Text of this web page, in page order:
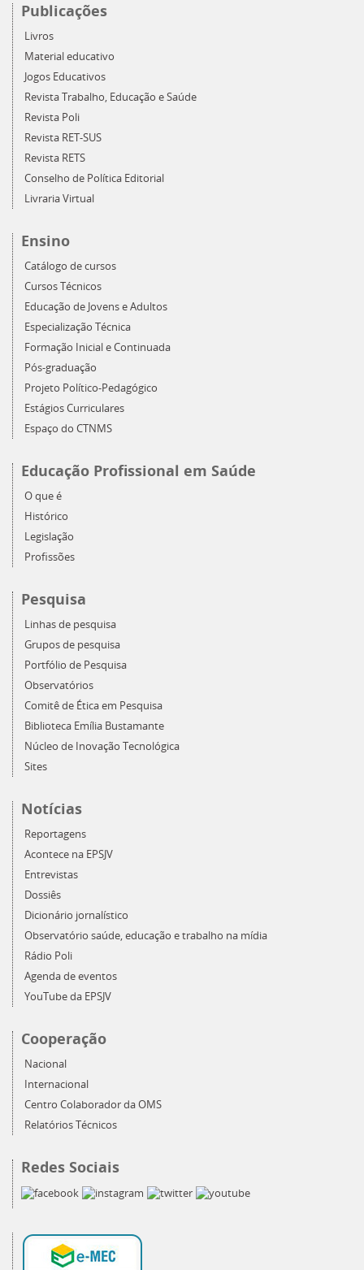
Publicações
Livros
Material educativo
Jogos Educativos
Revista Trabalho, Educação e Saúde
Revista Poli
Revista RET-SUS
Revista RETS
Conselho de Política Editorial
Livraria Virtual
Ensino
Catálogo de cursos
Cursos Técnicos
Educação de Jovens e Adultos
Especialização Técnica
Formação Inicial e Continuada
Pós-graduação
Projeto Político-Pedagógico
Estágios Curriculares
Espaço do CTNMS
Educação Profissional em Saúde
O que é
Histórico
Legislação
Profissões
Pesquisa
Linhas de pesquisa
Grupos de pesquisa
Portfólio de Pesquisa
Observatórios
Comitê de Ética em Pesquisa
Biblioteca Emília Bustamante
Núcleo de Inovação Tecnológica
Sites
Notícias
Reportagens
Acontece na EPSJV
Entrevistas
Dossiês
Dicionário jornalístico
Observatório saúde, educação e trabalho na mídia
Rádio Poli
Agenda de eventos
YouTube da EPSJV
Cooperação
Nacional
Internacional
Centro Colaborador da OMS
Relatórios Técnicos
Redes Sociais